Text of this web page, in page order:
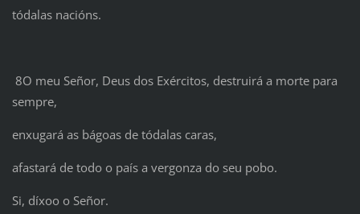
tódalas nacións.
8O meu Señor, Deus dos Exércitos, destruirá a morte para
sempre,
enxugará as bágoas de tódalas caras,
afastará de todo o país a vergonza do seu pobo.
Si, díxoo o Señor.